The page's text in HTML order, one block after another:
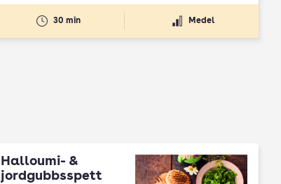
30 min Medel
Halloumi- &
jordgubbsspett